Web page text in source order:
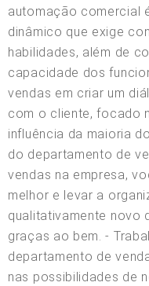
automação comercial
dinâmico que exige
habilidades, além de
capacidade dos
vendas em criar um
com o cliente, focado
influência da maioria
do departamento de
vendas na empresa,
melhor e levar a
qualitativamente novo
graças ao bem. -
departamento de
nas possibilidades de